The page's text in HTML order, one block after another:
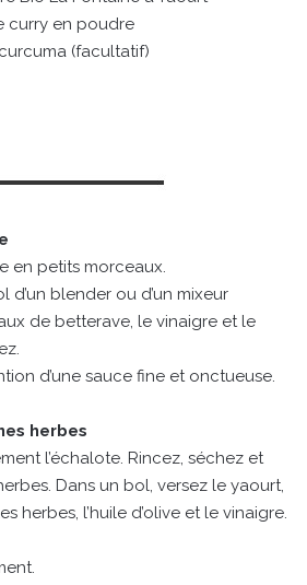
curry en poudre
(facultatif)
en petits morceaux.
d’un blender ou d’un mixeur
de betterave, le vinaigre et le
d’une sauce fine et onctueuse.
herbes
l’échalote. Rincez, séchez et
Dans un bol, versez le yaourt,
herbes, l’huile d’olive et le vinaigre.